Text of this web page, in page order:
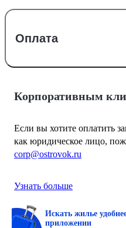
Оплата
Корпоративным
Если вы хотите оплатить
как юридическое лицо,
corp@ostrovok.ru
Узнать больше
Искать жилье
приложении